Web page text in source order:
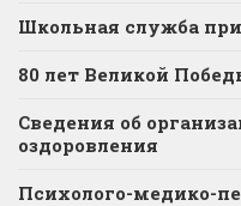
Школьная служба
80 лет Великой
Сведения об
оздоровления
Психолого-медико-